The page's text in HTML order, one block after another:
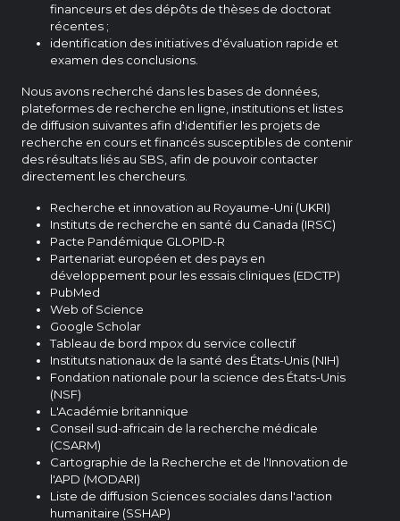
financeurs et des dépôts de thèses de doctorat
récentes ;
identification des initiatives d'évaluation rapide et
examen des conclusions.
Nous avons recherché dans les bases de données,
plateformes de recherche en ligne, institutions et listes
de diffusion suivantes afin d'identifier les projets de
recherche en cours et financés susceptibles de contenir
des résultats liés au SBS, afin de pouvoir contacter
directement les chercheurs.
Recherche et innovation au Royaume-Uni (UKRI)
Instituts de recherche en santé du Canada (IRSC)
Pacte Pandémique GLOPID-R
Partenariat européen et des pays en
développement pour les essais cliniques (EDCTP)
PubMed
Web of Science
Google Scholar
Tableau de bord mpox du service collectif
Instituts nationaux de la santé des États-Unis (NIH)
Fondation nationale pour la science des États-Unis
(NSF)
L'Académie britannique
Conseil sud-africain de la recherche médicale
(CSARM)
Cartographie de la Recherche et de l'Innovation de
l'APD (MODARI)
Liste de diffusion Sciences sociales dans l'action
humanitaire (SSHAP)